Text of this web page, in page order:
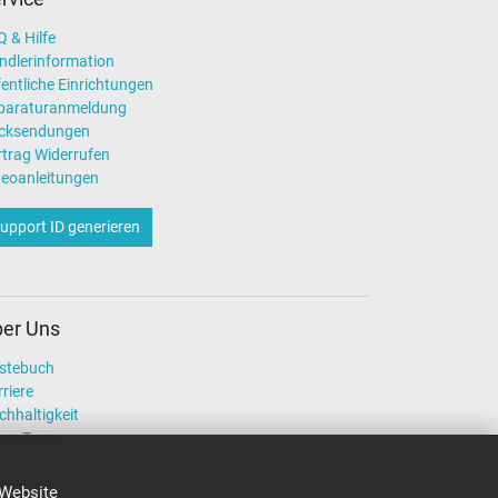
& Hilfe
Einrichtungen
Widerrufen
ID generieren
Uns
Team